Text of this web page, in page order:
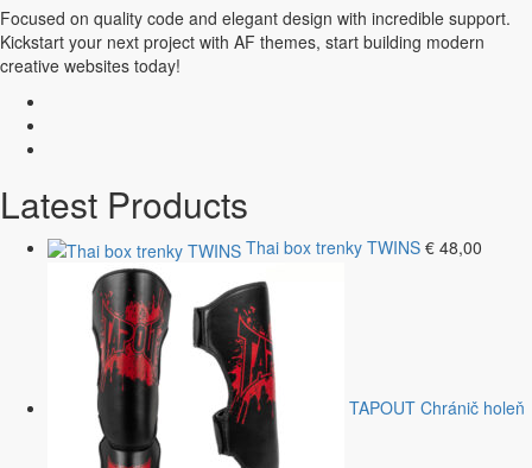
Focused on quality code and elegant design with incredible support.
Kickstart your next project with AF themes, start building modern
creative websites today!
Latest Products
Thai box trenky TWINS € 48,00
TAPOUT Chránič holeň